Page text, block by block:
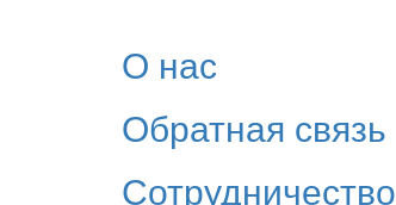
О нас
Обратная связь
Сотрудничество